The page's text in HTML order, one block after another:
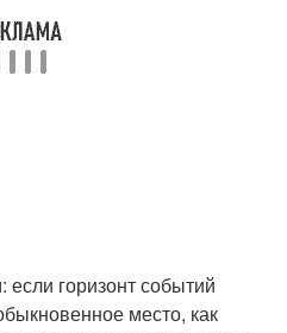
горизонт событий
место, как